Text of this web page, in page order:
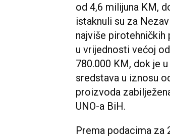
od 4,6 milijuna KM,
istaknuli su za
najviše pirotehničkih
u vrijednosti većoj
780.000 KM, dok je
sredstava u iznosu
proizvoda
UNO-a BiH.
Prema podacima za